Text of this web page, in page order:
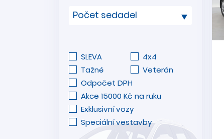
Počet sedadel
SLEVA
4x4
Tažné
Veterán
Odpočet DPH
Akce 15000 Kč na ruku
Exklusivní vozy
Speciální vestavby